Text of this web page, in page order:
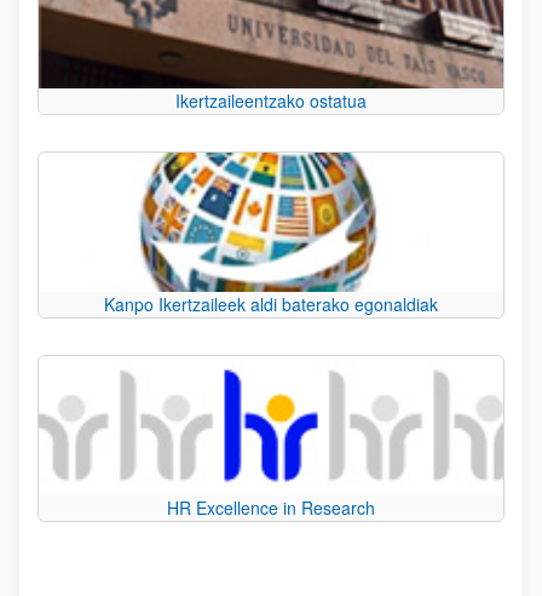
Ikertzaileentzako ostatua
Kanpo Ikertzaileek aldi baterako egonaldiak
HR Excellence in Research